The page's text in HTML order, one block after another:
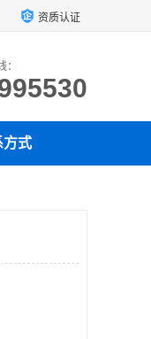
资质认证
方式